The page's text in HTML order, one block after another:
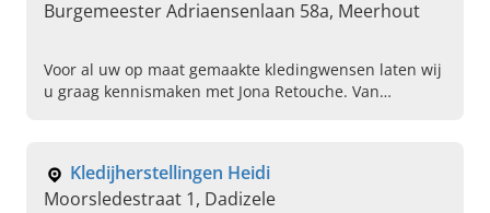
Burgemeester Adriaensenlaan 58a, Meerhout
Voor al uw op maat gemaakte kledingwensen laten wij
u graag kennismaken met Jona Retouche. Van
Kledijherstellingen Heidi
Moorsledestraat 1, Dadizele